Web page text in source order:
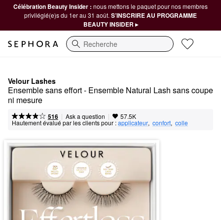
Célébration Beauty Insider : nous mettons le paquet pour nos membres
privilégié(e)s du 1er au 31 août. S’INSCRIRE AU PROGRAMME
BEAUTY INSIDER ▸
Recherche
Velour Lashes
Ensemble sans effort - Ensemble Natural Lash sans coupe
ni mesure
516 | Ask a question | 57.5K
Hautement évalué par les clients pour :applicateur, confort, colle